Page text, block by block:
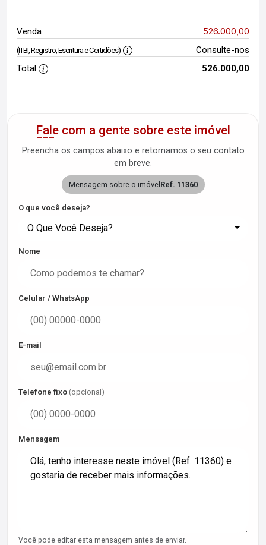
Venda 526.000,00
(ITBI, Registro, Escritura e Certidões)
Consulte-nos
Total
526.000,00
Fale com a gente sobre este imóvel
Preencha os campos abaixo e retornamos o seu contato
em breve.
Mensagem sobre o imóvelRef. 11360
O que você deseja?
O Que Você Deseja?
Nome
Celular / WhatsApp
E-mail
Telefone fixo (opcional)
Mensagem
Você pode editar esta mensagem antes de enviar.